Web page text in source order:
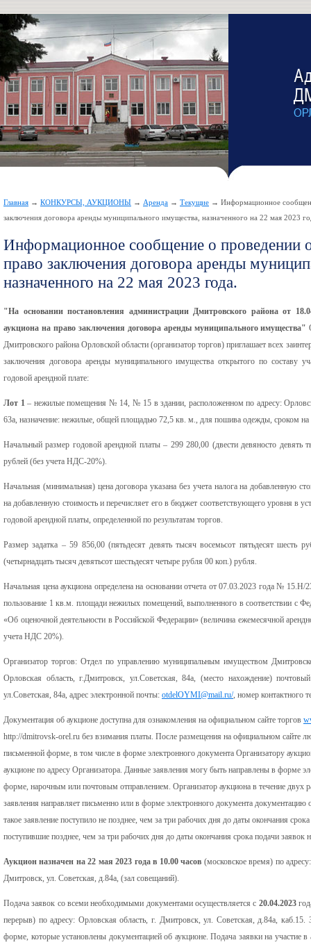
Главная → КОНКУРСЫ, АУКЦИОНЫ → Аренда → Текущие → Информационное
заключения договора аренды муниципального имущества, назначенного на 22 мая 2023
Информационное сообщение о проведении
право заключения договора аренды
назначенного на 22 мая 2023 года.
"На основании постановления администрации Дмитровского района от 18.
аукциона на право заключения договора аренды муниципального имущества"
Дмитровского района Орловской области (организатор торгов) приглашает всех
заключения договора аренды муниципального имущества открытого по составу
годовой арендной плате:
Лот 1 – нежилые помещения № 14, № 15 в здании, расположенном по адресу:
63а, назначение: нежилые, общей площадью 72,5 кв. м., для пошива одежды, сроком на
Начальный размер годовой арендной платы – 299 280,00 (двести девяносто девять
рублей (без учета НДС-20%).
Начальная (минимальная) цена договора указана без учета налога на добавленную
на добавленную стоимость и перечисляет его в бюджет соответствующего уровня в
годовой арендной платы, определенной по результатам торгов.
Размер задатка – 59 856,00 (пятьдесят девять тысяч восемьсот пятьдесят шесть
(четырнадцать тысяч девятьсот шестьдесят четыре рубля 00 коп.) рубля.
Начальная цена аукциона определена на основании отчета от 07.03.2023 года №
пользование 1 кв.м. площади нежилых помещений, выполненного в соответствии с
«Об оценочной деятельности в Российской Федерации» (величина ежемесячной
учета НДС 20%).
Организатор торгов: Отдел по управлению муниципальным имуществом
Орловская область, г.Дмитровск, ул.Советская, 84а, (место нахождение)
ул.Советская, 84а, адрес электронной почты: otdelOYMI@mail.ru/, номер контактного
Документация об аукционе доступна для ознакомления на официальном сайте торгов
http://dmitrovsk-orel.ru без взимания платы. После размещения на официальном сайте
письменной форме, в том числе в форме электронного документа Организатору
аукционе по адресу Организатора. Данные заявления могу быть направлены в форме
форме, нарочным или почтовым отправлением. Организатор аукциона в течение двух
заявления направляет письменно или в форме электронного документа документацию
такое заявление поступило не позднее, чем за три рабочих дня до даты окончания
поступившие позднее, чем за три рабочих дня до даты окончания срока подачи заявок
Аукцион назначен на22 мая 2023 года в 10.00 часов (московское время) по
Дмитровск, ул. Советская, д.84а, (зал совещаний).
Подача заявок со всеми необходимыми документами осуществляется с 20.04.2023
перерыв) по адресу: Орловская область, г. Дмитровск, ул. Советская, д.84а, каб.15.
форме, которые установлены документацией об аукционе. Подача заявки на участие